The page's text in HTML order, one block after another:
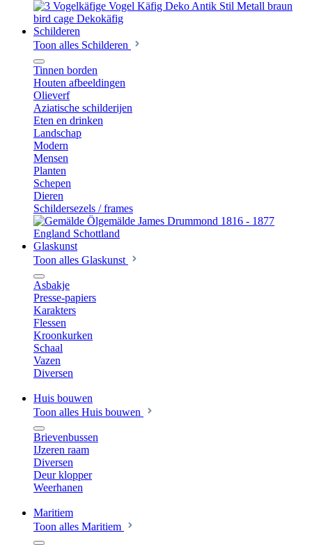
Schilderen
Toon alles Schilderen
Tinnen borden
Houten afbeeldingen
Olieverf
Aziatische schilderijen
Eten en drinken
Landschap
Modern
Mensen
Planten
Schepen
Dieren
Schildersezels / frames
Glaskunst
Toon alles Glaskunst
Asbakje
Presse-papiers
Karakters
Flessen
Kroonkurken
Schaal
Vazen
Diversen
Huis bouwen
Toon alles Huis bouwen
Brievenbussen
IJzeren raam
Diversen
Deur klopper
Weerhanen
Maritiem
Toon alles Maritiem